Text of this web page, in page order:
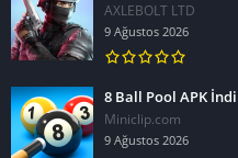
AXLEBOLT LTD
9 Ağustos 2026
8 Ball Pool APK
Miniclip.com
9 Ağustos 2026